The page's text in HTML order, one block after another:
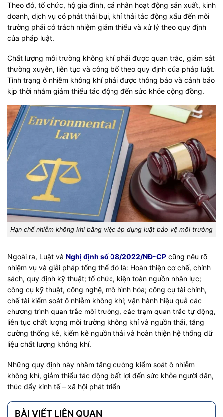
Theo đó, tổ chức, hộ gia đình, cá nhân hoạt động sản xuất, kinh
doanh, dịch vụ có phát thải bụi, khí thải tác động xấu đến môi
trường phải có trách nhiệm giảm thiểu và xử lý theo quy định
của pháp luật.
Chất lượng môi trường không khí phải được quan trắc, giám sát
thường xuyên, liên tục và công bố theo quy định của pháp luật.
Tình trạng ô nhiễm không khí phải được thông báo và cảnh báo
kịp thời nhằm giảm thiểu tác động đến sức khỏe cộng đồng.
Hạn chế nhiễm không khí bằng việc áp dụng luật bảo vệ môi trường
Ngoài ra, Luật và Nghị định số 08/2022/NĐ-CP cũng nêu rõ
nhiệm vụ và giải pháp tổng thể đó là: Hoàn thiện cơ chế, chính
sách, quy định kỹ thuật; tổ chức, kiện toàn nguồn nhân lực;
công cụ kỹ thuật, công nghệ, mô hình hóa; công cụ tài chính,
chế tài kiểm soát ô nhiễm không khí; vận hành hiệu quả các
chương trình quan trắc môi trường, các trạm quan trắc tự động,
liên tục chất lượng môi trường không khí và nguồn thải, tăng
cường thống kê, kiểm kê nguồn thải và hoàn thiện hệ thống dữ
liệu chất lượng không khí.
Những quy định này nhằm tăng cường kiểm soát ô nhiễm
không khí, giảm thiểu tác động bất lợi đến sức khỏe người dân,
thúc đẩy kinh tế – xã hội phát triển
BÀI VIẾT LIÊN QUAN